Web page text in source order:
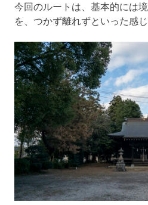
今回のルートは、基本的には
を、つかず離れずといった感